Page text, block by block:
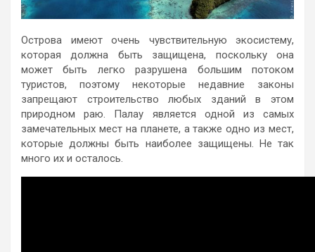
Острова имеют очень чувствительную экосистему,
которая должна быть защищена, поскольку она
может быть легко разрушена большим потоком
туристов, поэтому некоторые недавние законы
запрещают строительство любых зданий в этом
природном раю. Палау является одной из самых
замечательных мест на планете, а также одно из мест,
которые должны быть наиболее защищены. Не так
много их и осталось.